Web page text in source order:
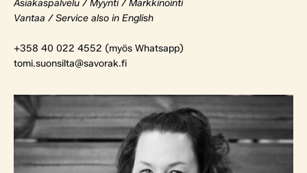
Asiakaspalvelu / Myynti / Markkinointi
Vantaa / Service also in English
+358 40 022 4552 (myös Whatsapp)
tomi.suonsilta@savorak.fi